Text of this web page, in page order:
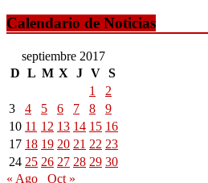
Calendario de Noticias
septiembre 2017
D L M X J V S
1
2
3
4 5 6 7 8
9
10 11 12 13 14 15 16
17 18 19 20 21 22 23
24 25 26 27 28 29 30
« Ago
Oct »